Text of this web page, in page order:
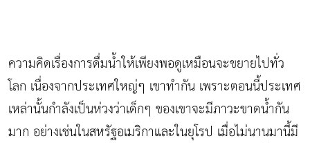
ความคิดเรื่องการดื่มน้ำให้เพียงพอดูเหมือนจะขยายไปทั่ว
โลก เนื่องจากประเทศใหญ่ๆ เขาทำกัน เพราะตอนนี้ประเทศ
เหล่านั้นกำลังเป็นห่วงว่าเด็กๆ ของเขาจะมีภาวะขาดน้ำกัน
มาก อย่างเช่นในสหรัฐอเมริกาและในยุโรป เมื่อไม่นานมานี้มี